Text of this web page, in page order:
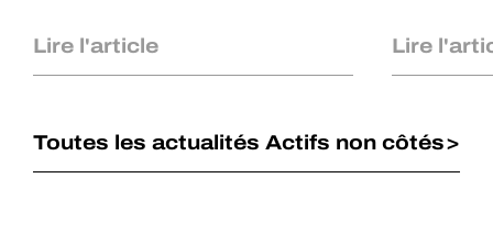
Lire l'article Lire
Toutes les actualités Actifs non côtés